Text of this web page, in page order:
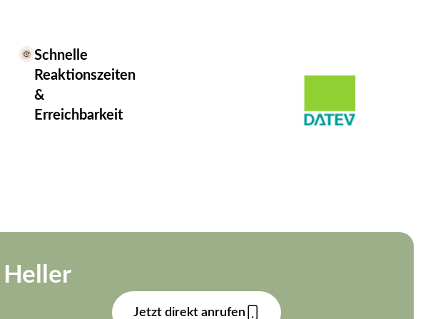
Schnelle
Reaktionszeiten
&
Erreichbarkeit
Jetzt direkt anrufen